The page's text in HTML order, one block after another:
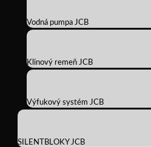
Vodná pumpa JCB
Klinový remeň JCB
Výfukový systém JCB
SILENTBLOKY JCB